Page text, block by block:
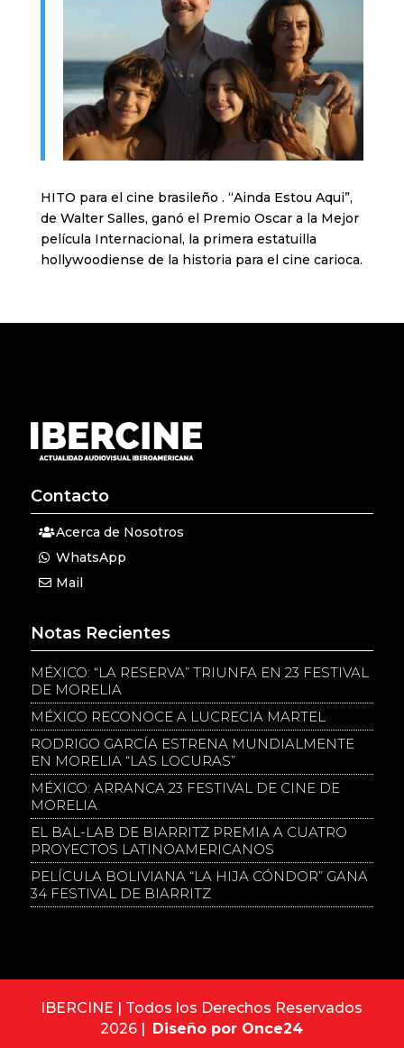
HITO para el cine brasileño . “Ainda Estou Aqui”,
de Walter Salles, ganó el Premio Oscar a la Mejor
película Internacional, la primera estatuilla
hollywoodiense de la historia para el cine carioca.
Contacto
Acerca de Nosotros
WhatsApp
Mail
Notas Recientes
MÉXICO: “LA RESERVA” TRIUNFA EN 23 FESTIVAL
DE MORELIA
MÉXICO RECONOCE A LUCRECIA MARTEL
RODRIGO GARCÍA ESTRENA MUNDIALMENTE
EN MORELIA “LAS LOCURAS”
MÉXICO: ARRANCA 23 FESTIVAL DE CINE DE
MORELIA
EL BAL-LAB DE BIARRITZ PREMIA A CUATRO
PROYECTOS LATINOAMERICANOS
PELÍCULA BOLIVIANA “LA HIJA CÓNDOR” GANA
34 FESTIVAL DE BIARRITZ
IBERCINE | Todos los Derechos Reservados
2026 |
Diseño por Once24